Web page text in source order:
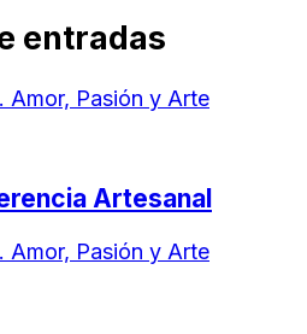
entradas
Artesanal